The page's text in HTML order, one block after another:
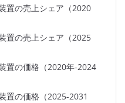
置の売上シェア（2020
置の売上シェア（2025
置の価格（2020年-2024
置の価格（2025-2031